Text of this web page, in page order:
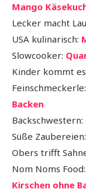
Mango
Lecker macht
USA kulinarisch:
Slowcooker:
Kinder kommt
Feinschmeckerle:
Backen
Backschwestern:
Süße Zaubereien:
Obers trifft
Nom Noms Food:
Kirschen ohne